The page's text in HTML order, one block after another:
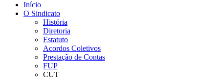
Início
O Sindicato
História
Diretoria
Estatuto
Acordos Coletivos
Prestação de Contas
FUP
CUT